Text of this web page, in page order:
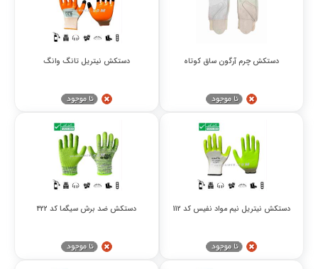
دستکش چرم آرگون ساق کوتاه دستکش نیتریل تانگ وانگ
دستکش نیتریل نیم مواد نفیس کد 112 دستکش ضد برش سیگما کد 422